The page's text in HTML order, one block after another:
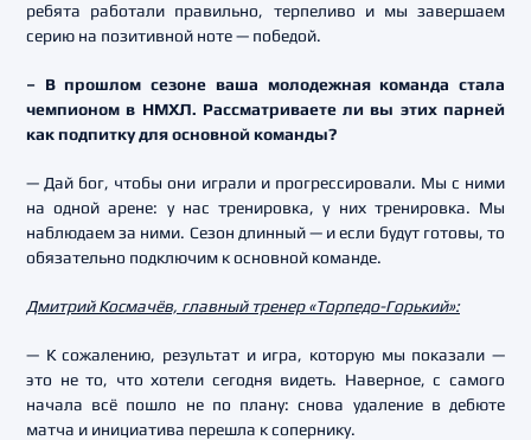
ребята работали правильно, терпеливо и мы завершаем
серию на позитивной ноте — победой.
– В прошлом сезоне ваша молодежная команда стала
чемпионом в НМХЛ. Рассматриваете ли вы этих парней
как подпитку для основной команды?
— Дай бог, чтобы они играли и прогрессировали. Мы с ними
на одной арене: у нас тренировка, у них тренировка. Мы
наблюдаем за ними. Сезон длинный — и если будут готовы, то
обязательно подключим к основной команде.
Дмитрий Космачёв, главный тренер «Торпедо-Горький»:
— К сожалению, результат и игра, которую мы показали —
это не то, что хотели сегодня видеть. Наверное, с самого
начала всё пошло не по плану: снова удаление в дебюте
матча и инициатива перешла к сопернику.